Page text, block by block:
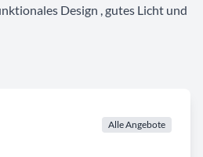
Alle Angebote
Design , gutes Licht und